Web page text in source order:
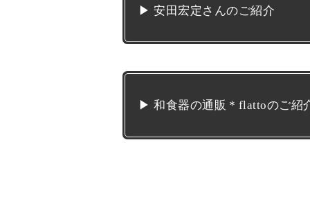
▶ 安田宏定さんのご紹介
▶ 和食器の通販＊flattoのご紹